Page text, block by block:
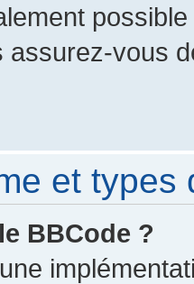
assurez-vous
et types
BBCode ?